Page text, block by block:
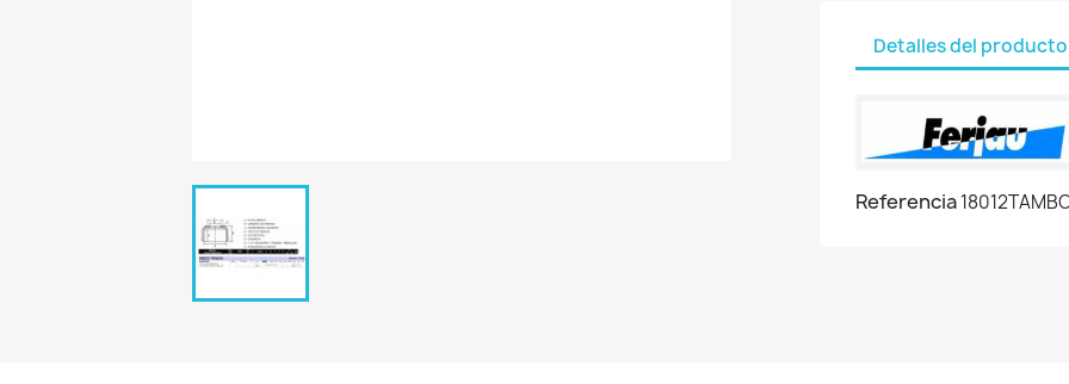
Detalles del producto
Referencia